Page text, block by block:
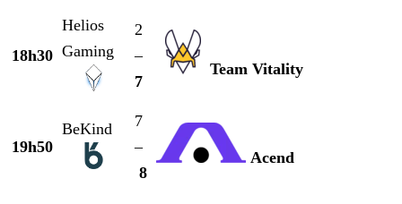
18h30
Helios
Gaming
2
–
7
Team Vitality
19h50
BeKind
7
–
8
Acend